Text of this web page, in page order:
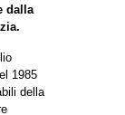
dalla
1985
della